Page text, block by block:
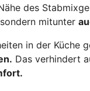
des
mitunter
in der Küche
Das verhindert